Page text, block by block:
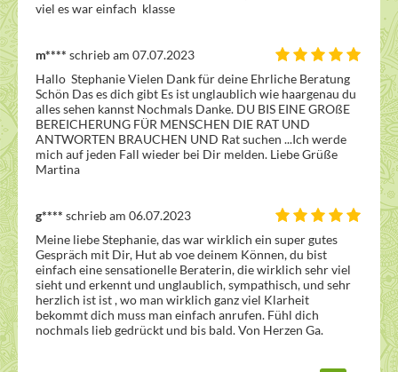
viel es war einfach  klasse
m**** schrieb am 07.07.2023
Hallo  Stephanie Vielen Dank für deine Ehrliche Beratung
Schön Das es dich gibt Es ist unglaublich wie haargenau du
alles sehen kannst Nochmals Danke. DU BIS EINE GROßE
BEREICHERUNG FÜR MENSCHEN DIE RAT UND
ANTWORTEN BRAUCHEN UND Rat suchen ...Ich werde
mich auf jeden Fall wieder bei Dir melden. Liebe Grüße
Martina
g**** schrieb am 06.07.2023
Meine liebe Stephanie, das war wirklich ein super gutes
Gespräch mit Dir, Hut ab voe deinem Können, du bist
einfach eine sensationelle Beraterin, die wirklich sehr viel
sieht und erkennt und unglaublich, sympathisch, und sehr
herzlich ist ist , wo man wirklich ganz viel Klarheit
bekommt dich muss man einfach anrufen. Fühl dich
nochmals lieb gedrückt und bis bald. Von Herzen Ga.